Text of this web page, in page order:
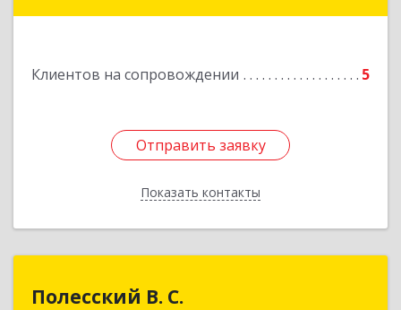
Клиентов на сопровождении 5
Отправить заявку
Показать контакты
Отправить заявку
Назад
Полесский В. С.